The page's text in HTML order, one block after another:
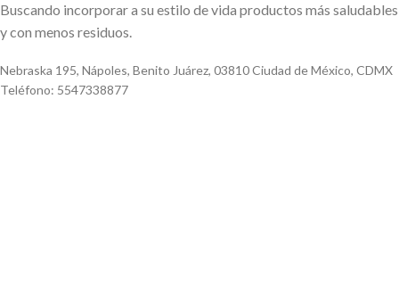
Buscando incorporar a su estilo de vida productos más saludables
y con menos residuos.
Nebraska 195, Nápoles, Benito Juárez, 03810 Ciudad de México, CDMX
Teléfono: 5547338877